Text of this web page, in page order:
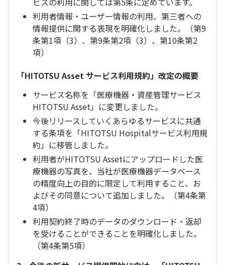
利用者情報・ユーザー情報の利用、第三者への
情報提供に関する表現を明確化しました。（第9
条第1項（3）、第9条第2項（3）、第10条第2
項）
「HITOTSU Asset サービス利用規約」改定の概要
サービス名称を「医療機器・資産管理サービス
HITOTSU Asset」に変更しました。
今後リリースしていくあらゆるサービスに共通
する条項を「HITOTSU Hospitalサービス利用規
約」に移管しました。
利用者がHITOTSU Assetにアップロードした医
療機器の写真を、当社が医療機器データベース
の精度向上の目的に限定して利用すること、お
よびその同意について追加しました。（第4条第
4項）
利用契約終了時のデータのダウンロード・返却
を受けることができることを明確化しました。
（第4条第5項）